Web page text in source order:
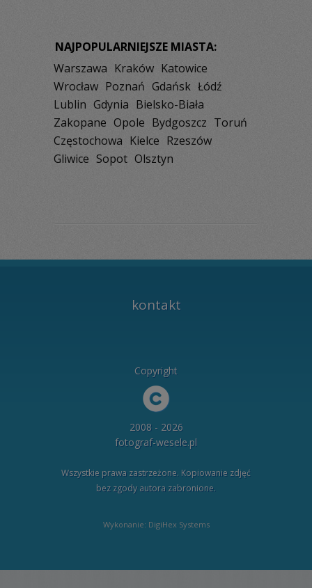
NAJPOPULARNIEJSZE MIASTA:
Warszawa Kraków Katowice
Wrocław Poznań Gdańsk Łódź
Lublin Gdynia Bielsko-Biała
Zakopane Opole Bydgoszcz Toruń
Częstochowa Kielce Rzeszów
Gliwice Sopot Olsztyn
kontakt
Copyright
2008 - 2026
fotograf-wesele.pl
Wszystkie prawa zastrzeżone. Kopiowanie zdjęć
bez zgody autora zabronione.
Wykonanie: DigiHex Systems